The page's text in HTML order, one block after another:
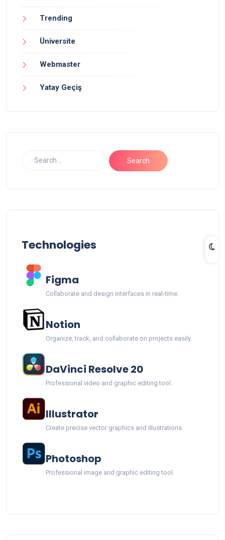
Trending
Üniversite
Webmaster
Yatay Geçiş
Technologies
Figma
Collaborate and design interfaces in real-time.
Notion
Organize, track, and collaborate on projects easily.
DaVinci Resolve 20
Professional video and graphic editing tool.
Illustrator
Create precise vector graphics and illustrations.
Photoshop
Professional image and graphic editing tool.